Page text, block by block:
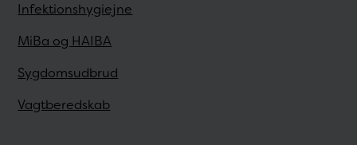
Infektionshygiejne
MiBa og HAIBA
Sygdomsudbrud
Vagtberedskab